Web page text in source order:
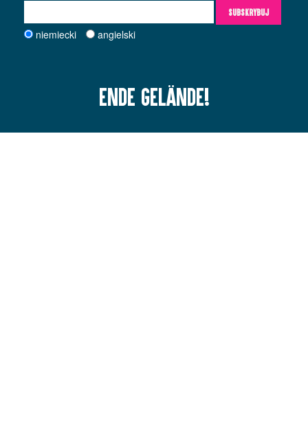
SUBSKRYBUJ
niemiecki angielski
Ende Gelände!